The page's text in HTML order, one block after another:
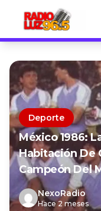
Deporte
México 1986:
Habitación De
Campeón Del
NexoRadio
Hace 2 meses